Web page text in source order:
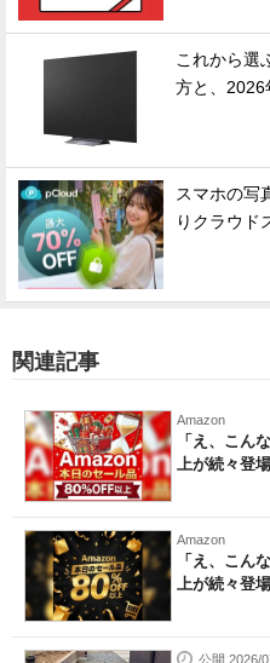
これから選
方と、2026
スマホの写
りクラウド
関連記事
Amazon
「え、こん
上が続々登
Amazon
「え、こん
上が続々登
公開 2026/